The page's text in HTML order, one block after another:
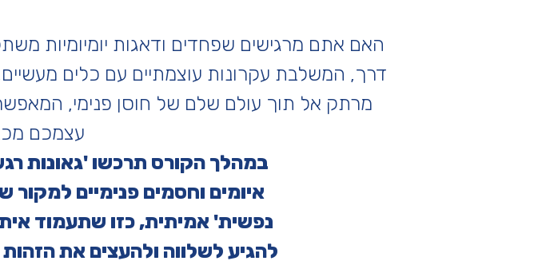
האם אתם מרגישים שפחדים ודאגות יומיומיות
דרך, המשלבת עקרונות עוצמתיים עם כלים
מרתק אל תוך עולם שלם של חוסן פנימי,
עצמכם
במהלך הקורס תרכשו 'גאונות
איומים וחסמים פנימיים למקור
נפשית' אמיתית, כזו שתעמוד
להגיע לשלווה ולהעצים את